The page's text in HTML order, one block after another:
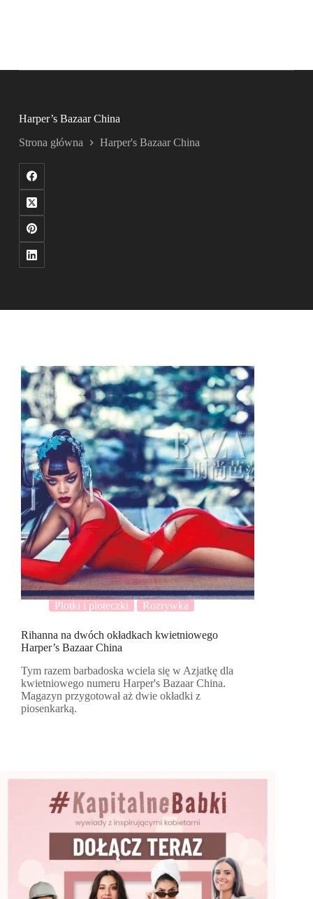
Harper’s Bazaar China
Strona główna Harper's Bazaar China
Plotki i ploteczki Rozrywka
Rihanna na dwóch okładkach kwietniowego
Harper’s Bazaar China
Tym razem barbadoska wciela się w Azjatkę dla
kwietniowego numeru Harper's Bazaar China.
Magazyn przygotował aż dwie okładki z
piosenkarką.